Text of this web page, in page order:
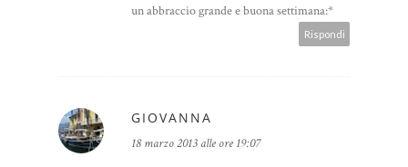
un abbraccio grande e buona settimana:*
Rispondi
GIOVANNA
18 marzo 2013 alle ore 19:07